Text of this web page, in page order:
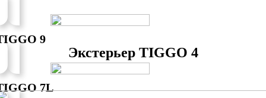
9
7L
Экстерьер TIGGO 4